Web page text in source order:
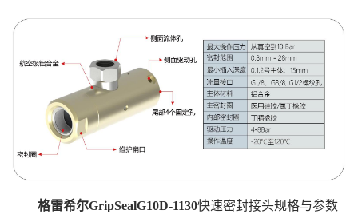
格雷希尔GripSealG10D-1130快速密封接头规格与参数